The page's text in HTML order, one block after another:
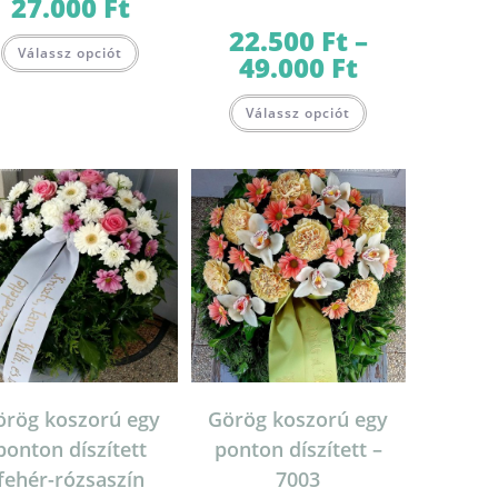
27.000 Ft21.000 Ft
-
27.000 Ft
Válassz opciót a
a
termékoldalon
választhatók
ki
22.500 Ft–
49.000 FtÁrtartomány:
22.500 Ft
-
49.000 Ft
Válassz opciót a
van.
A
változatok
a
termékoldalon
választhatók
ki
koszorú egy
díszített
rózsaszín
Görög koszorú egy
ponton díszített –
7003